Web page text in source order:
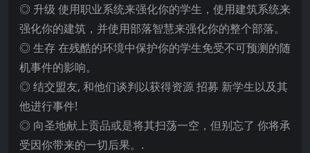
◎ 升级 使用职业系统来强化你的学生，使用建筑系统来
强化你的建筑，并使用部落智慧来强化你的整个部落。
◎ 生存 在残酷的环境中保护你的学生免受不可预测的随
机事件的影响。
◎ 结交盟友, 和他们谈判以获得资源 招募 新学生以及其
他进行事件!
◎ 向圣地献上贡品或是将其扫荡一空，但别忘了 你将承
受因你带来的一切后果。.